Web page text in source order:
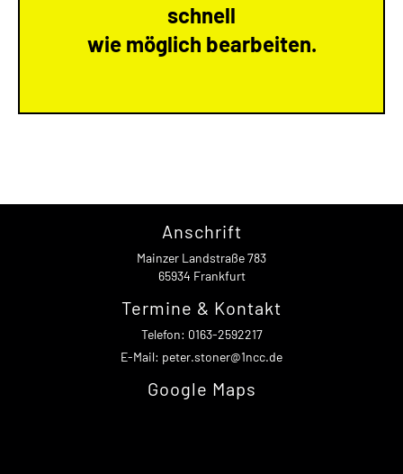
schnell
wie möglich bearbeiten.
Anschrift
Mainzer Landstraße 783
65934 Frankfurt
Termine & Kontakt
Telefon: 0163-2592217
E-Mail: peter.stoner@1ncc.de
Google Maps